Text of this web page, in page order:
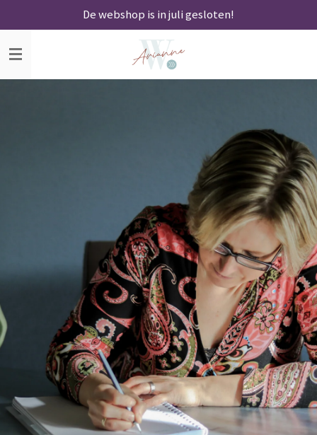
direct
naar
De webshop is in juli gesloten!